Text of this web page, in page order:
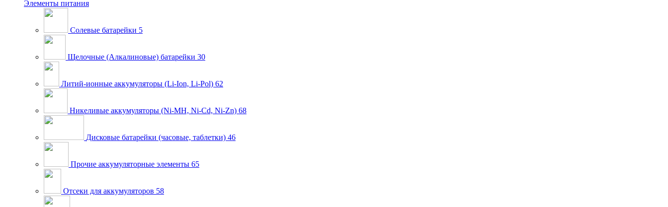
Элементы питания
Солевые батарейки 5
Щелочные (Алкалиновые) батарейки 30
Литий-ионные аккумуляторы (Li-Ion, Li-Pol) 62
Никеливые аккумуляторы (Ni-MH, Ni-Cd, Ni-Zn) 68
Дисковые батарейки (часовые, таблетки) 46
Прочие аккумуляторные элементы 65
Отсеки для аккумуляторов 58